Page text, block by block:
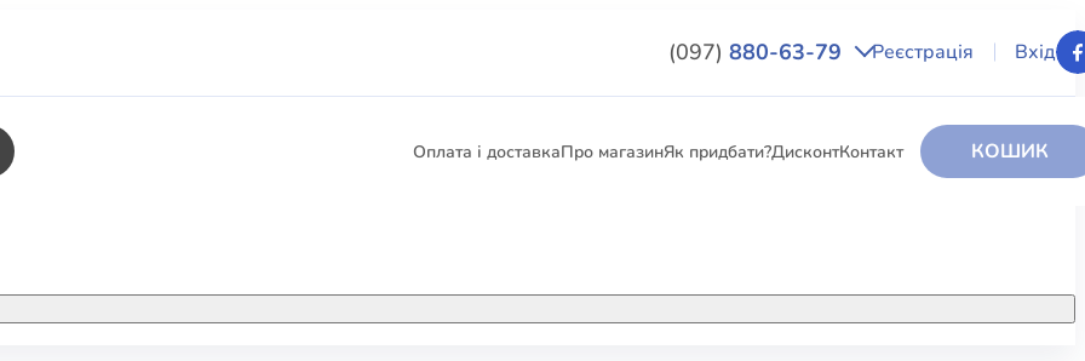
(097) 880-63-79 Реєстрація Вхід
Оплата і доставкаПро магазинЯк придбати?ДисконтКонтакт КОШИК
ЕЛЕКТРОННІ КНИГИ